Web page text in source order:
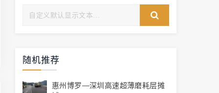
随机推荐
惠州博罗—深圳高速超薄磨耗层摊